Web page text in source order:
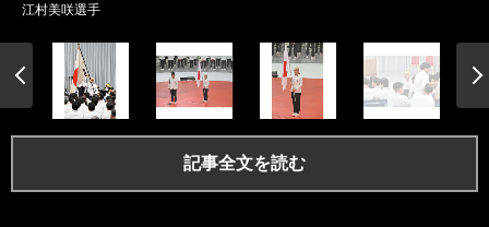
江村美咲選手
記事全文を読む